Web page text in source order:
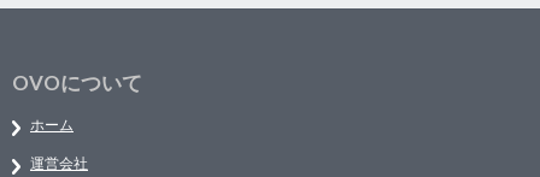
OVOについて
ホーム
運営会社